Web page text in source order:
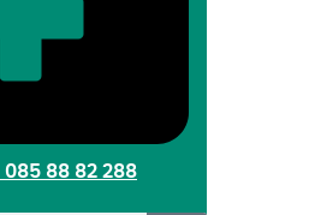
085 88 82 288